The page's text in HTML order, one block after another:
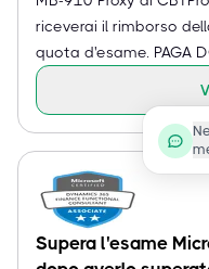
riceverai il rimborso
quota d'esame. PAGA
Supera l'esame